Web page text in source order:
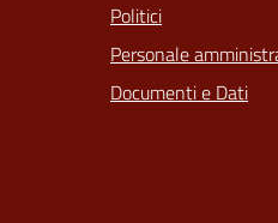
Politici
Personale
Documenti e Dati